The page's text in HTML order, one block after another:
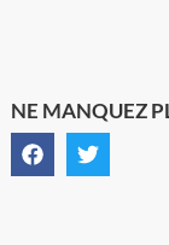
NE MANQUEZ